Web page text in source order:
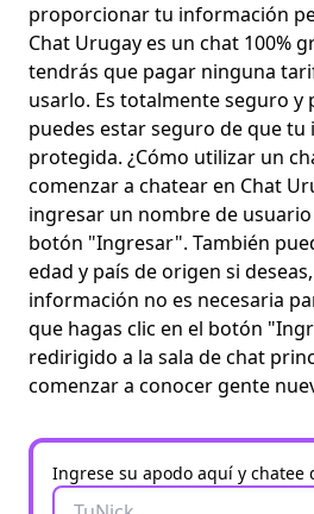
proporcionar tu información
Chat Urugay es un chat 100%
tendrás que pagar ninguna
usarlo. Es totalmente seguro y
puedes estar seguro de que
protegida. ¿Cómo utilizar un
comenzar a chatear en Chat
ingresar un nombre de usuario
botón "Ingresar". También
edad y país de origen si
información no es necesaria
que hagas clic en el botón
redirigido a la sala de chat
comenzar a conocer gente
Ingrese su apodo aquí y chatee